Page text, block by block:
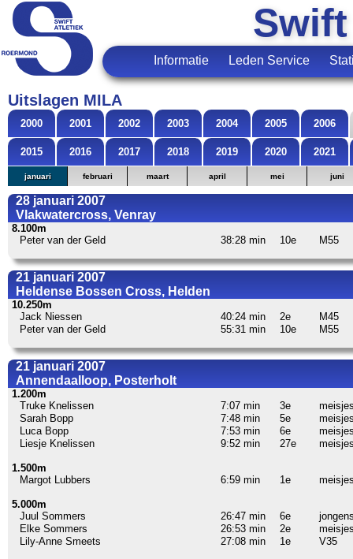
Informatie Leden Service
Uitslagen MILA
2000 2001 2002 2003 2004 2005 2006
2015 2016 2017 2018 2019 2020 2021
januari februari maart april mei juni
28 januari 2007
Vlakwatercross, Venray
8.100m
Peter van der Geld
38:28 min 10e M55
21 januari 2007
Heldense Bossen Cross, Helden
10.250m
Jack Niessen
40:24 min 2e
M45
Peter van der Geld
55:31 min 10e M55
21 januari 2007
Annendaalloop, Posterholt
1.200m
Truke Knelissen
7:07 min 3e
Sarah Bopp
7:48 min 5e
Luca Bopp
7:53 min 6e
Liesje Knelissen
9:52 min 27e
1.500m
Margot Lubbers
6:59 min 1e
5.000m
Juul Sommers
26:47 min 6e
Elke Sommers
26:53 min 2e
Lily-Anne Smeets
27:08 min 1e V35